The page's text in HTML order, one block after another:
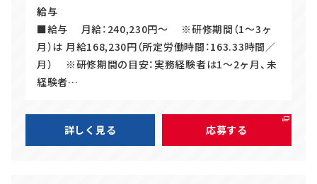
給与
■給与 月給：240,230円～ ※研修期間（1～3ヶ
月）は 月給168,230円（所定労働時間：163.33時間／
月） ※研修期間の目安：実務経験者は1～2ヶ月、未
経験者…
詳しく見る 応募する